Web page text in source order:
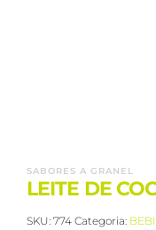
SABORES A GRANEL
LEITE DE
SKU: 774 Categoria: